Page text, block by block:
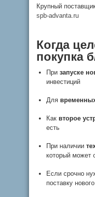
Крупный
spb-advanta.ru
Когда
покупка
При запуске
инвестиций
Для
Как второе
есть
При наличии
который может
Если срочно
поставку нового